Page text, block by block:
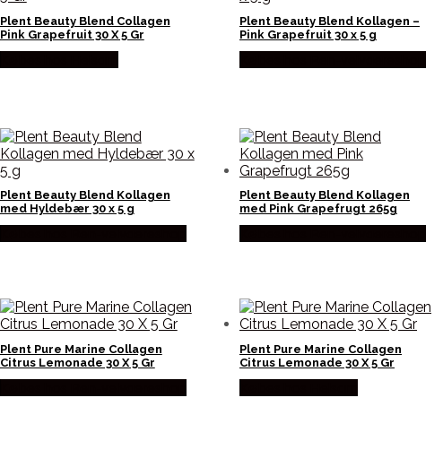
Plent Beauty Blend Collagen
Pink Grapefruit 30 X 5 Gr
Plent Beauty Blend Kollagen –
Pink Grapefruit 30 x 5 g
Plent Beauty Blend Kollagen
med Hyldebær 30 x 5 g
Plent Beauty Blend Kollagen
med Pink Grapefrugt 265g
Plent Pure Marine Collagen
Citrus Lemonade 30 X 5 Gr
Plent Pure Marine Collagen
Citrus Lemonade 30 X 5 Gr